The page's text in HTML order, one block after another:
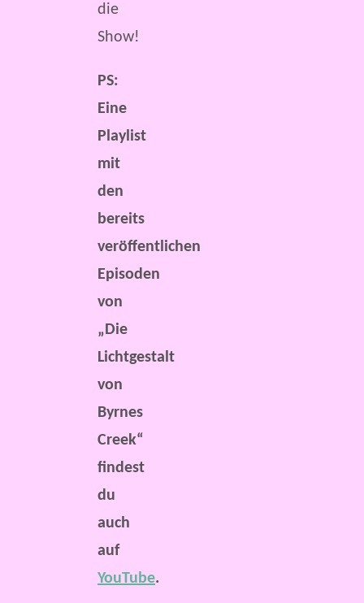
die
Show!
PS:
Eine
Playlist
mit
den
bereits
veröffentlichen
Episoden
von
„Die
Lichtgestalt
von
Byrnes
Creek“
findest
du
auch
auf
YouTube.